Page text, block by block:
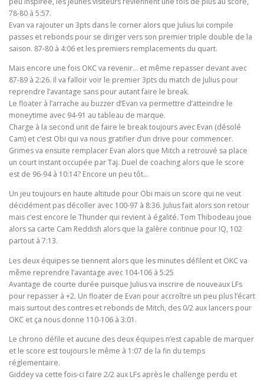
78-80 à 5:57.
Evan va rajouter un 3pts dans le corner alors que Julius lui compile
passes et rebonds pour se diriger vers son premier triple double de la
saison. 87-80 à 4:06 et les premiers remplacements du quart.
Mais encore une fois OKC va revenir… et même repasser devant avec
87-89 à 2:26. Il va falloir voir le premier 3pts du match de Julius pour
reprendre l’avantage sans pour autant faire le break.
Le floater à l’arrache au buzzer d’Evan va permettre d’atteindre le
moneytime avec 94-91 au tableau de marque.
Charge à la second unit de faire le break toujours avec Evan (désolé
Cam) et c’est Obi qui va nous gratifier d’un drive pour commencer.
Grimes va ensuite remplacer Evan alors que Mitch a retrouvé sa place
un court instant occupée par Taj. Duel de coaching alors que le score
est de 96-94 à 10:14? Encore un peu tôt…
Un jeu toujours en haute altitude pour Obi mais un score qui ne veut
décidément pas décoller avec 100-97 à 8:36. Julius fait alors son retour
mais c’est encore le Thunder qui revient à égalité. Tom Thibodeau joue
alors sa carte Cam Reddish alors que la galère continue pour IQ, 102
partout à 7:13.
Les deux équipes se tiennent alors que les minutes défilent et OKC va
même reprendre l’avantage avec 104-106 à 5:25
Avantage de courte durée puisque Julius va inscrire de nouveaux LFs
pour repasser à +2. Un floater de Evan pour accroître un peu plus l’écart
mais surtout des contres et rebonds de Mitch, des 0/2 aux lancers pour
OKC et ça nous donne 110-106 à 3:01.
Le chrono défile et aucune des deux équipes n’est capable de marquer
et le score est toujours le même à 1:07 de la fin du temps
réglementaire.
Giddey va cette fois-ci faire 2/2 aux LFs après le challenge perdu et